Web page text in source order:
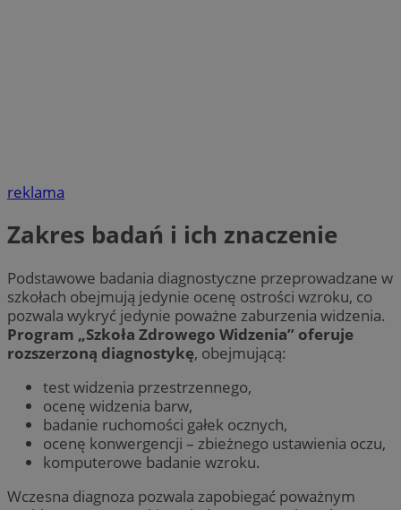
reklama
Zakres badań i ich znaczenie
Podstawowe badania diagnostyczne przeprowadzane w
szkołach obejmują jedynie ocenę ostrości wzroku, co
pozwala wykryć jedynie poważne zaburzenia widzenia.
Program „Szkoła Zdrowego Widzenia” oferuje
rozszerzoną diagnostykę, obejmującą:
test widzenia przestrzennego,
ocenę widzenia barw,
badanie ruchomości gałek ocznych,
ocenę konwergencji – zbieżnego ustawienia oczu,
komputerowe badanie wzroku.
Wczesna diagnoza pozwala zapobiegać poważnym